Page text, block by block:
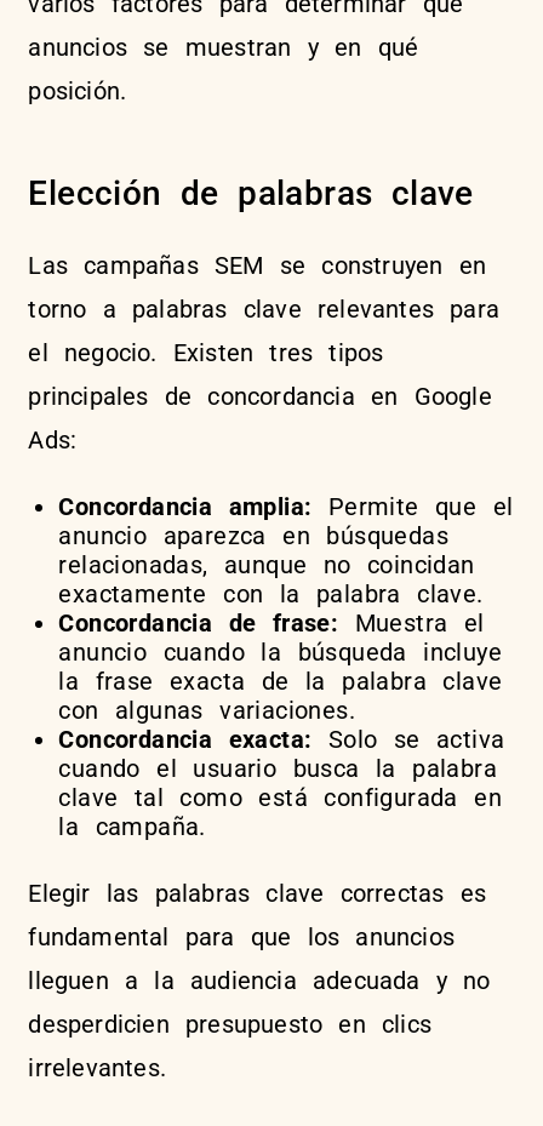
anuncios se muestran y en qué
posición.
Elección de palabras clave
Las campañas SEM se construyen en
torno a palabras clave relevantes para
el negocio. Existen tres tipos
principales de concordancia en Google
Ads:
Concordancia amplia: Permite que el
anuncio aparezca en búsquedas
relacionadas, aunque no coincidan
exactamente con la palabra clave.
Concordancia de frase: Muestra el
anuncio cuando la búsqueda incluye
la frase exacta de la palabra clave
con algunas variaciones.
Concordancia exacta: Solo se activa
cuando el usuario busca la palabra
clave tal como está configurada en
la campaña.
Elegir las palabras clave correctas es
fundamental para que los anuncios
lleguen a la audiencia adecuada y no
desperdicien presupuesto en clics
irrelevantes.